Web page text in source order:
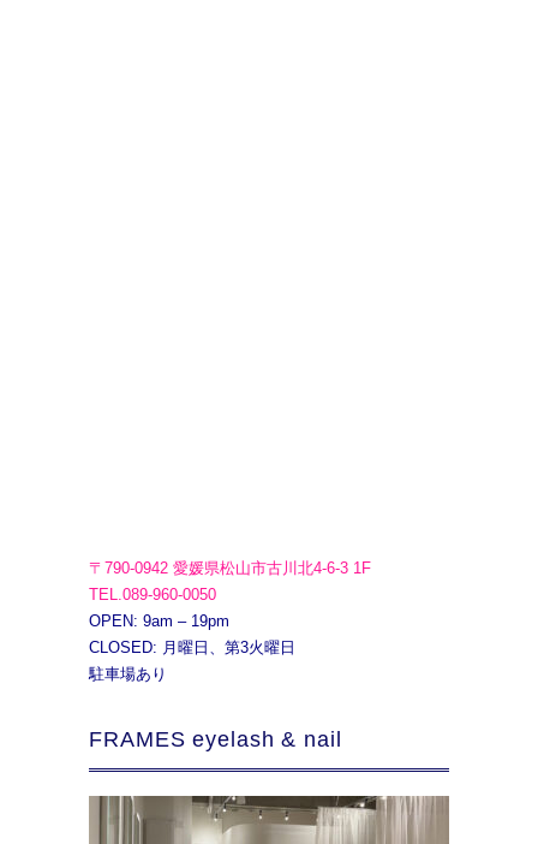
〒790-0942 愛媛県松山市古川北4-6-3 1F
TEL.089-960-0050
OPEN: 9am – 19pm
CLOSED: 月曜日、第3火曜日
駐車場あり
FRAMES eyelash & nail